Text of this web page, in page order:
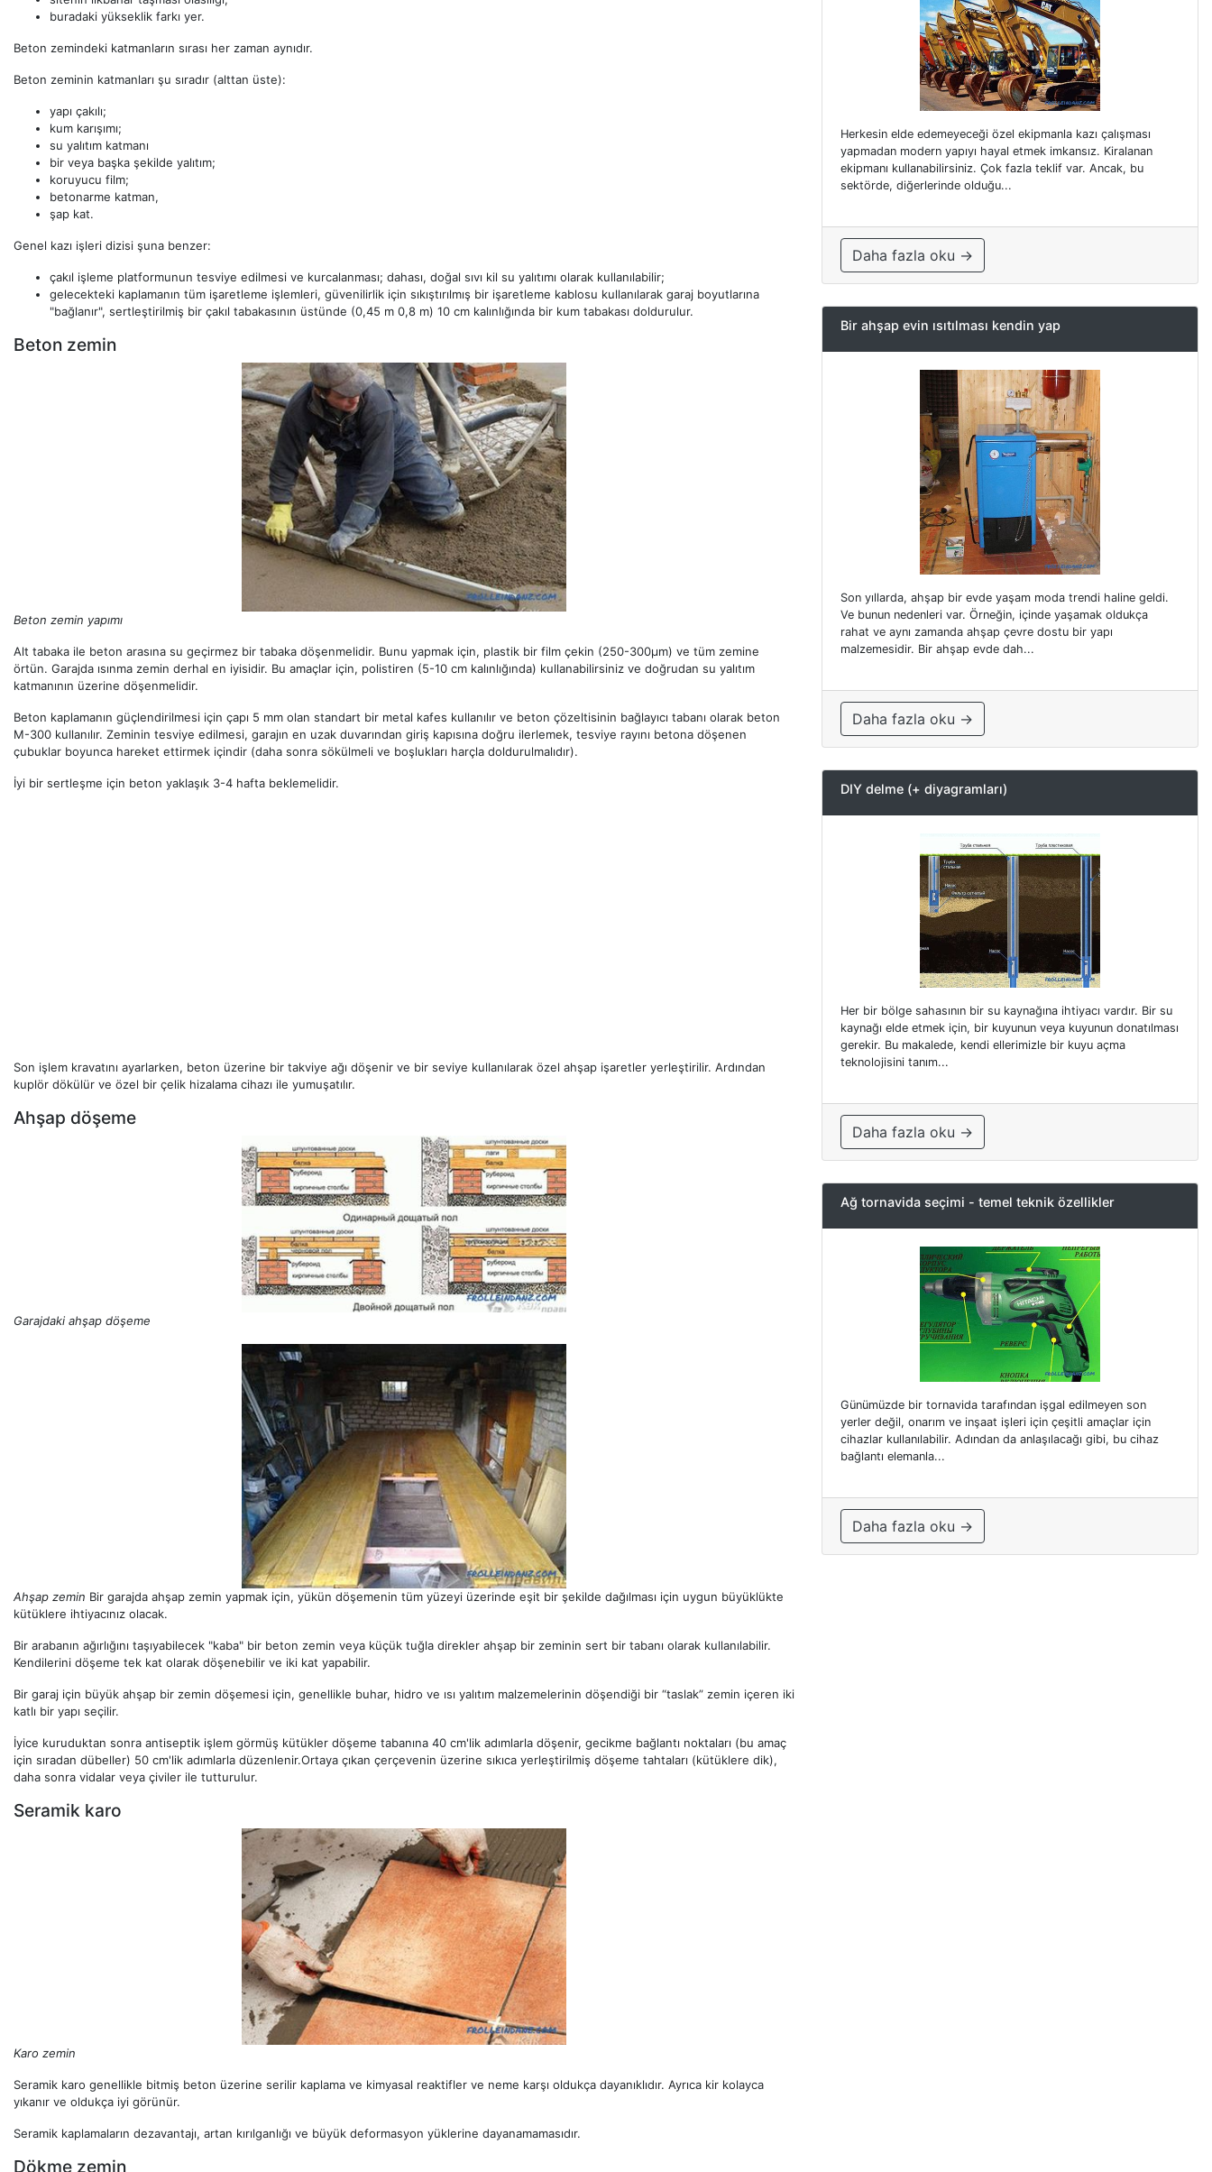
buradaki yükseklik farkı yer.
Beton zemindeki katmanların sırası her zaman aynıdır.
Beton zeminin katmanları şu sıradır (alttan üste):
yapı çakılı;
kum karışımı;
su yalıtım katmanı
bir veya başka şekilde yalıtım;
koruyucu film;
betonarme katman,
şap kat.
Genel kazı işleri dizisi şuna benzer:
çakıl işleme platformunun tesviye edilmesi ve kurcalanması; dahası, doğal sıvı kil su yalıtımı olarak kullanılabilir;
gelecekteki kaplamanın tüm işaretleme işlemleri, güvenilirlik için sıkıştırılmış bir işaretleme kablosu kullanılarak garaj boyutlarına
"bağlanır", sertleştirilmiş bir çakıl tabakasının üstünde (0,45 m 0,8 m) 10 cm kalınlığında bir kum tabakası doldurulur.
Beton zemin
Beton zemin yapımı
Alt tabaka ile beton arasına su geçirmez bir tabaka döşenmelidir. Bunu yapmak için, plastik bir film çekin (250-300µm) ve tüm zemine
örtün. Garajda ısınma zemin derhal en iyisidir. Bu amaçlar için, polistiren (5-10 cm kalınlığında) kullanabilirsiniz ve doğrudan su yalıtım
katmanının üzerine döşenmelidir.
Beton kaplamanın güçlendirilmesi için çapı 5 mm olan standart bir metal kafes kullanılır ve beton çözeltisinin bağlayıcı tabanı olarak beton
M-300 kullanılır. Zeminin tesviye edilmesi, garajın en uzak duvarından giriş kapısına doğru ilerlemek, tesviye rayını betona döşenen
çubuklar boyunca hareket ettirmek içindir (daha sonra sökülmeli ve boşlukları harçla doldurulmalıdır).
İyi bir sertleşme için beton yaklaşık 3-4 hafta beklemelidir.
Son işlem kravatını ayarlarken, beton üzerine bir takviye ağı döşenir ve bir seviye kullanılarak özel ahşap işaretler yerleştirilir. Ardından
kuplör dökülür ve özel bir çelik hizalama cihazı ile yumuşatılır.
Ahşap döşeme
Garajdaki ahşap döşeme
Ahşap zemin Bir garajda ahşap zemin yapmak için, yükün döşemenin tüm yüzeyi üzerinde eşit bir şekilde dağılması için uygun büyüklükte
kütüklere ihtiyacınız olacak.
Bir arabanın ağırlığını taşıyabilecek "kaba" bir beton zemin veya küçük tuğla direkler ahşap bir zeminin sert bir tabanı olarak kullanılabilir.
Kendilerini döşeme tek kat olarak döşenebilir ve iki kat yapabilir.
Bir garaj için büyük ahşap bir zemin döşemesi için, genellikle buhar, hidro ve ısı yalıtım malzemelerinin döşendiği bir “taslak” zemin içeren iki
katlı bir yapı seçilir.
İyice kuruduktan sonra antiseptik işlem görmüş kütükler döşeme tabanına 40 cm'lik adımlarla döşenir, gecikme bağlantı noktaları (bu amaç
için sıradan dübeller) 50 cm'lik adımlarla düzenlenir.Ortaya çıkan çerçevenin üzerine sıkıca yerleştirilmiş döşeme tahtaları (kütüklere dik),
daha sonra vidalar veya çiviler ile tutturulur.
Seramik karo
Karo zemin
Seramik karo genellikle bitmiş beton üzerine serilir kaplama ve kimyasal reaktifler ve neme karşı oldukça dayanıklıdır. Ayrıca kir kolayca
yıkanır ve oldukça iyi görünür.
Seramik kaplamaların dezavantajı, artan kırılganlığı ve büyük deformasyon yüklerine dayanamamasıdır.
Dökme zemin
Herkesin elde edemeyeceği özel ekipmanla kazı çalışması
yapmadan modern yapıyı hayal etmek imkansız. Kiralanan
ekipmanı kullanabilirsiniz. Çok fazla teklif var. Ancak, bu
sektörde, diğerlerinde olduğu...
Daha fazla oku →
Bir ahşap evin ısıtılması kendin yap
Son yıllarda, ahşap bir evde yaşam moda trendi haline geldi.
Ve bunun nedenleri var. Örneğin, içinde yaşamak oldukça
rahat ve aynı zamanda ahşap çevre dostu bir yapı
malzemesidir. Bir ahşap evde dah...
Daha fazla oku →
DIY delme (+ diyagramları)
Her bir bölge sahasının bir su kaynağına ihtiyacı vardır. Bir su
kaynağı elde etmek için, bir kuyunun veya kuyunun donatılması
gerekir. Bu makalede, kendi ellerimizle bir kuyu açma
teknolojisini tanım...
Daha fazla oku →
Ağ tornavida seçimi - temel teknik özellikler
Günümüzde bir tornavida tarafından işgal edilmeyen son
yerler değil, onarım ve inşaat işleri için çeşitli amaçlar için
cihazlar kullanılabilir. Adından da anlaşılacağı gibi, bu cihaz
bağlantı elemanla...
Daha fazla oku →